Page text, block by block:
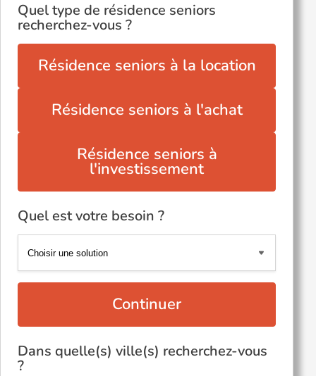
Quel type de résidence seniors
recherchez-vous ?
Résidence seniors à la location
Résidence seniors à l'achat
Résidence seniors à
l'investissement
Quel est votre besoin ?
Continuer
Dans quelle(s) ville(s) recherchez-vous
?